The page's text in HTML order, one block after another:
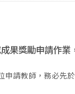
果獎勵申請作業
申請教師，務必先
提出申請，以利審查。